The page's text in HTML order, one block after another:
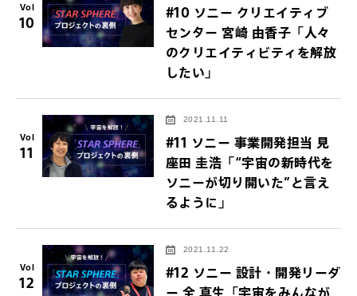
Vol
10
#10 ソニー クリエイティブ
センター 宮崎 由香子「人々
のクリエイティビティを解放
したい」
Vol
11
2021.11.11
#11 ソニー 事業開発担当 見
座田 圭浩「“宇宙の新時代を
ソニーが切り開いた”と言え
るように」
Vol
12
2021.11.22
#12 ソニー 設計・開発リーダ